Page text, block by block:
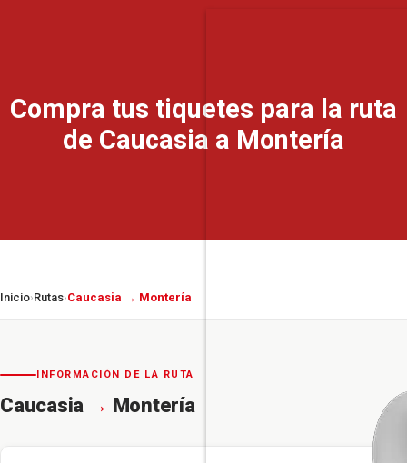
Compra tus tiquetes para la ruta
de Caucasia a Montería
Inicio›Rutas›Caucasia → Montería
INFORMACIÓN DE LA RUTA
Caucasia → Montería